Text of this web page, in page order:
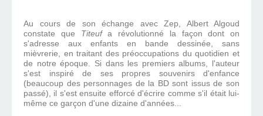
Au cours de son échange avec Zep, Albert Algoud
constate que Titeufa révolutionné la façon dont on
s'adresse aux enfants en bande dessinée, sans
mièvrerie, en traitant des préoccupations du quotidien et
de notre époque. Si dans les premiers albums, l'auteur
s'est inspiré de ses propres souvenirs d'enfance
(beaucoup des personnages de la BD sont issus de son
passé), il s'est ensuite efforcé d'écrire comme s'il était lui-
même ce garçon d'une dizaine d'années...